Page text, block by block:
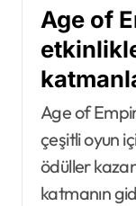
Age of
Age of
çeşitli oyun
ödüller
katmanın